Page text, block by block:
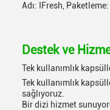
Adı: IFresh,
Destek ve
Tek kullanımlık
Tek kullanımlık
sağlıyoruz.
Bir dizi hizmet